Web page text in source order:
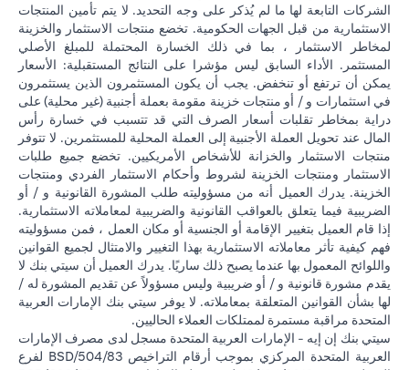
الشركات التابعة لها ما لم يُذكر على وجه التحديد. لا يتم تأمين المنتجات
الاستثمارية من قبل الجهات الحكومية. تخضع منتجات الاستثمار والخزينة
لمخاطر الاستثمار ، بما في ذلك الخسارة المحتملة للمبلغ الأصلي
المستثمر. الأداء السابق ليس مؤشرا على النتائج المستقبلية: الأسعار
يمكن أن ترتفع أو تنخفض. يجب أن يكون المستثمرون الذين يستثمرون
في استثمارات و / أو منتجات خزينة مقومة بعملة أجنبية (غير محلية) على
دراية بمخاطر تقلبات أسعار الصرف التي قد تتسبب في خسارة رأس
المال عند تحويل العملة الأجنبية إلى العملة المحلية للمستثمرين. لا تتوفر
منتجات الاستثمار والخزانة للأشخاص الأمريكيين. تخضع جميع طلبات
الاستثمار ومنتجات الخزينة لشروط وأحكام الاستثمار الفردي ومنتجات
الخزينة. يدرك العميل أنه من مسؤوليته طلب المشورة القانونية و / أو
الضريبية فيما يتعلق بالعواقب القانونية والضريبية لمعاملاته الاستثمارية.
إذا قام العميل بتغيير الإقامة أو الجنسية أو مكان العمل ، فمن مسؤوليته
فهم كيفية تأثر معاملاته الاستثمارية بهذا التغيير والامتثال لجميع القوانين
واللوائح المعمول بها عندما يصبح ذلك ساريًا. يدرك العميل أن سيتي بنك لا
يقدم مشورة قانونية و / أو ضريبية وليس مسؤولاً عن تقديم المشورة له /
لها بشأن القوانين المتعلقة بمعاملاته. لا يوفر سيتي بنك الإمارات العربية
المتحدة مراقبة مستمرة لممتلكات العملاء الحاليين.
سيتي بنك إن إيه - الإمارات العربية المتحدة مسجل لدى مصرف الإمارات
العربية المتحدة المركزي بموجب أرقام التراخيص BSD/504/83 لفرع